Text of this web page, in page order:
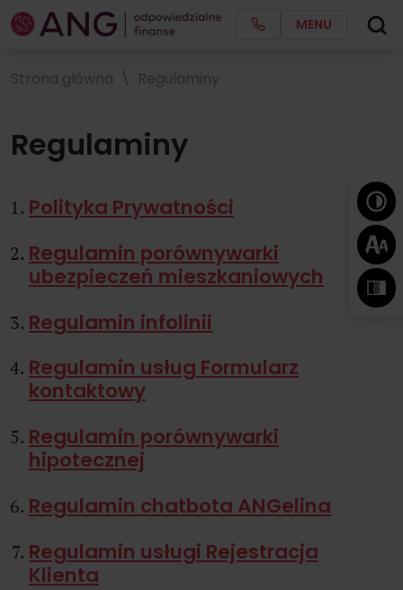
MENU
Strona główna Regulaminy
Regulaminy
Polityka Prywatności
Regulamin porównywarki
ubezpieczeń mieszkaniowych
Regulamin infolinii
Regulamin usług Formularz
kontaktowy
Regulamin porównywarki
hipotecznej
Regulamin chatbota ANGelina
Regulamin usługi Rejestracja
Klienta